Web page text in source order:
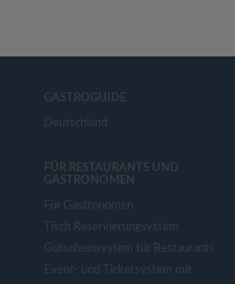
GASTROGUIDE
Deutschland
FÜR RESTAURANTS UND
GASTRONOMEN
Für Gastronomen
Tisch Reservierungsystem
Gutscheinsystem für Restaurants
Event- und Ticketsystem mit